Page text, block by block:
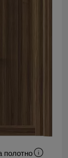
полотно